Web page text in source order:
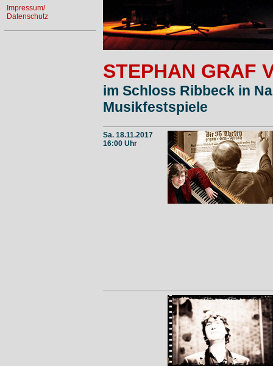
Impressum/
Datenschutz
STEPHAN GRAF
im Schloss Ribbeck in
Musikfestspiele
Sa. 18.11.2017
16:00 Uhr